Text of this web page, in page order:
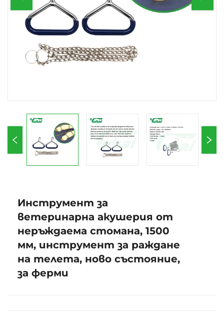
Инструмент за
ветеринарна акушерия от
неръждаема стомана, 1500
мм, инструмент за раждане
на телета, ново състояние,
за ферми